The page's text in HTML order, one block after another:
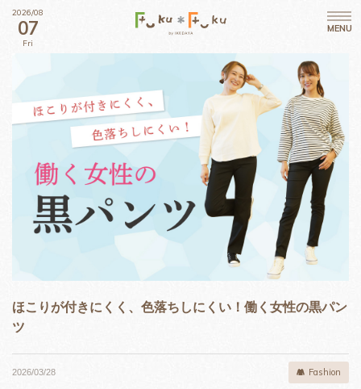
2026/08
07
Fri
ほこりが付きにくく、色落ちしにくい！働く女性の黒パン
ツ
Fashion
2026/03/28
MENU